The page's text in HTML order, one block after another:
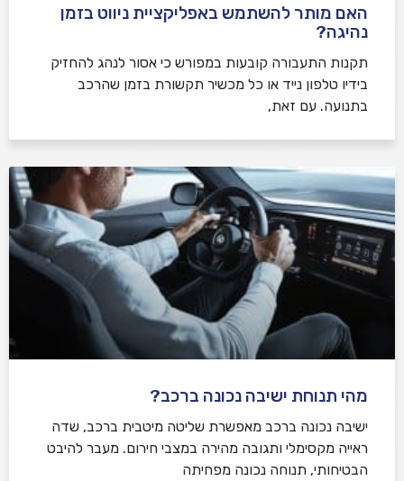
האם מותר להשתמש באפליקציית ניווט בזמן
נהיגה?
תקנות התעבורה קובעות במפורש כי אסור לנהג להחזיק
בידיו טלפון נייד או כל מכשיר תקשורת בזמן שהרכב
בתנועה. עם זאת,
מהי תנוחת ישיבה נכונה ברכב?
ישיבה נכונה ברכב מאפשרת שליטה מיטבית ברכב, שדה
ראייה מקסימלי ותגובה מהירה במצבי חירום. מעבר להיבט
הבטיחותי, תנוחה נכונה מפחיתה